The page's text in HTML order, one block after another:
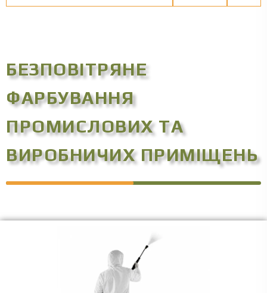
БЕЗПОВІТРЯНЕ
ФАРБУВАННЯ
ПРОМИСЛОВИХ ТА
ВИРОБНИЧИХ ПРИМІЩЕНЬ